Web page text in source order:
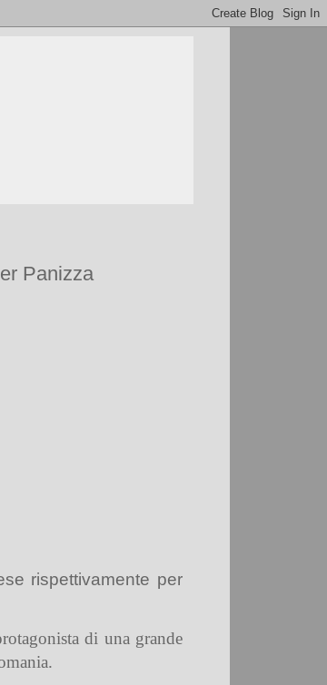
Panizza
rispettivamente per
di una grande